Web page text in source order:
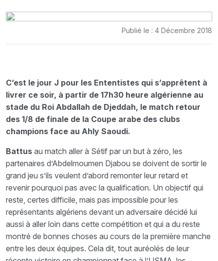
Publié le : 4 Décembre 2018
C’est le jour J pour les Ententistes qui s’apprêtent à
livrer ce soir, à partir de 17h30 heure algérienne au
stade du Roi Abdallah de Djeddah, le match retour
des 1/8 de finale de la Coupe arabe des clubs
champions face au Ahly Saoudi.
Battus au match aller à Sétif par un but à zéro, les
partenaires d’Abdelmoumen Djabou se doivent de sortir le
grand jeu s’ils veulent d’abord remonter leur retard et
revenir pourquoi pas avec la qualification. Un objectif qui
reste, certes difficile, mais pas impossible pour les
représentants algériens devant un adversaire décidé lui
aussi à aller loin dans cette compétition et qui a du reste
montré de bonnes choses au cours de la première manche
entre les deux équipes. Cela dit, tout auréolés de leur